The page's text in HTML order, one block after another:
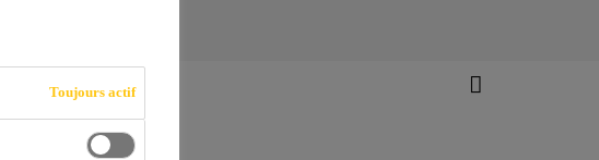
Toujours actif